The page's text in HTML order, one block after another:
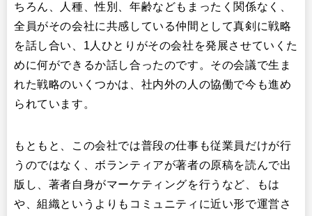
ちろん、人種、性別、年齢などもまったく関係なく、
全員がその会社に共感している仲間として真剣に戦略
を話し合い、1人ひとりがその会社を発展させていくた
めに何ができるか話し合ったのです。その会議で生ま
れた戦略のいくつかは、社内外の人の協働で今も進め
られています。
もともと、この会社では普段の仕事も従業員だけが行
うのではなく、ボランティアが著者の原稿を読んで出
版し、著者自身がマーケティングを行うなど、もは
や、組織というよりもコミュニティに近い形で運営さ